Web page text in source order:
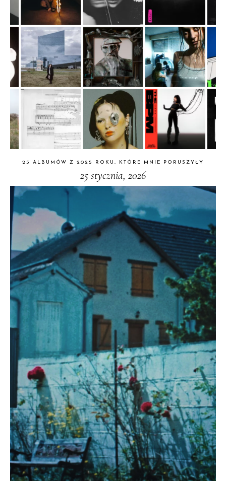
25 ALBUMÓW Z 2025 ROKU, KTÓRE MNIE PORUSZYŁY
25 stycznia, 2026